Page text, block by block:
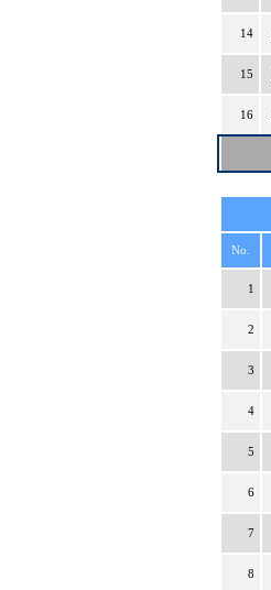
14
15
16
No.
1
2
3
4
5
6
7
8